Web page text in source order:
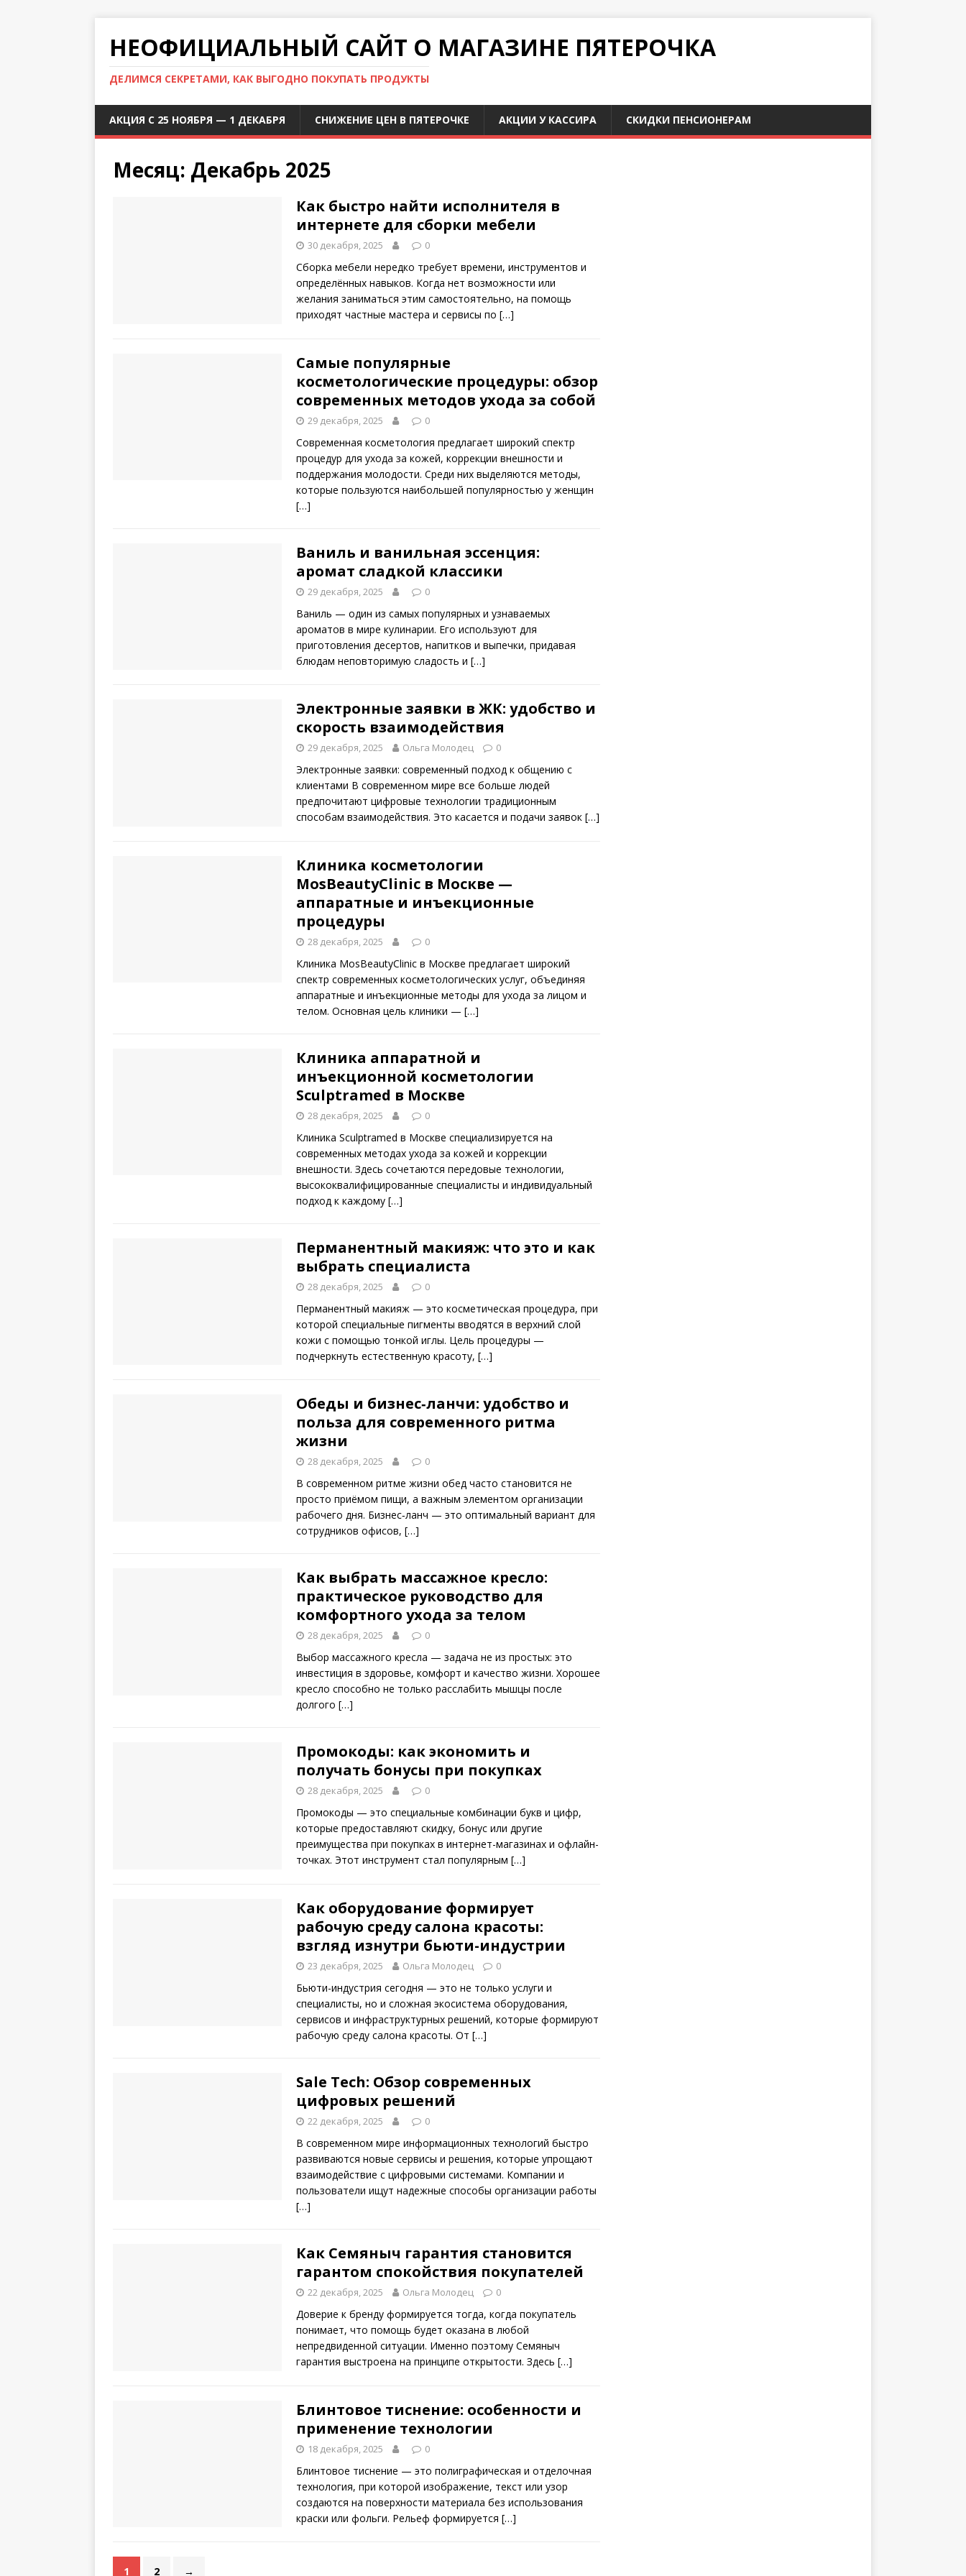
НЕОФИЦИАЛЬНЫЙ САЙТ О МАГАЗИНЕ ПЯТЕРОЧКА
ДЕЛИМСЯ СЕКРЕТАМИ, КАК ВЫГОДНО ПОКУПАТЬ ПРОДУКТЫ
АКЦИЯ С 25 НОЯБРЯ — 1 ДЕКАБРЯ СНИЖЕНИЕ ЦЕН В ПЯТЕРОЧКЕ АКЦИИ У КАССИРА СКИДКИ ПЕНСИОНЕРАМ
Месяц: Декабрь 2025
Как быстро найти исполнителя в
интернете для сборки мебели
30 декабря, 2025 0
Сборка мебели нередко требует времени, инструментов и
определённых навыков. Когда нет возможности или
желания заниматься этим самостоятельно, на помощь
приходят частные мастера и сервисы по […]
Самые популярные
косметологические процедуры: обзор
современных методов ухода за собой
29 декабря, 2025 0
Современная косметология предлагает широкий спектр
процедур для ухода за кожей, коррекции внешности и
поддержания молодости. Среди них выделяются методы,
которые пользуются наибольшей популярностью у женщин
[…]
Ваниль и ванильная эссенция:
аромат сладкой классики
29 декабря, 2025 0
Ваниль — один из самых популярных и узнаваемых
ароматов в мире кулинарии. Его используют для
приготовления десертов, напитков и выпечки, придавая
блюдам неповторимую сладость и […]
Электронные заявки в ЖК: удобство и
скорость взаимодействия
29 декабря, 2025 Ольга Молодец 0
Электронные заявки: современный подход к общению с
клиентами В современном мире все больше людей
предпочитают цифровые технологии традиционным
способам взаимодействия. Это касается и подачи заявок […]
Клиника косметологии
MosBeautyClinic в Москве —
аппаратные и инъекционные
процедуры
28 декабря, 2025 0
Клиника MosBeautyClinic в Москве предлагает широкий
спектр современных косметологических услуг, объединяя
аппаратные и инъекционные методы для ухода за лицом и
телом. Основная цель клиники — […]
Клиника аппаратной и
инъекционной косметологии
Sculptramed в Москве
28 декабря, 2025 0
Клиника Sculptramed в Москве специализируется на
современных методах ухода за кожей и коррекции
внешности. Здесь сочетаются передовые технологии,
высококвалифицированные специалисты и индивидуальный
подход к каждому […]
Перманентный макияж: что это и как
выбрать специалиста
28 декабря, 2025 0
Перманентный макияж — это косметическая процедура, при
которой специальные пигменты вводятся в верхний слой
кожи с помощью тонкой иглы. Цель процедуры —
подчеркнуть естественную красоту, […]
Обеды и бизнес‑ланчи: удобство и
польза для современного ритма
жизни
28 декабря, 2025 0
В современном ритме жизни обед часто становится не
просто приёмом пищи, а важным элементом организации
рабочего дня. Бизнес‑ланч — это оптимальный вариант для
сотрудников офисов, […]
Как выбрать массажное кресло:
практическое руководство для
комфортного ухода за телом
28 декабря, 2025 0
Выбор массажного кресла — задача не из простых: это
инвестиция в здоровье, комфорт и качество жизни. Хорошее
кресло способно не только расслабить мышцы после
долгого […]
Промокоды: как экономить и
получать бонусы при покупках
28 декабря, 2025 0
Промокоды — это специальные комбинации букв и цифр,
которые предоставляют скидку, бонус или другие
преимущества при покупках в интернет-магазинах и офлайн-
точках. Этот инструмент стал популярным […]
Как оборудование формирует
рабочую среду салона красоты:
взгляд изнутри бьюти-индустрии
23 декабря, 2025 Ольга Молодец 0
Бьюти-индустрия сегодня — это не только услуги и
специалисты, но и сложная экосистема оборудования,
сервисов и инфраструктурных решений, которые формируют
рабочую среду салона красоты. От […]
Sale Tech: Обзор современных
цифровых решений
22 декабря, 2025 0
В современном мире информационных технологий быстро
развиваются новые сервисы и решения, которые упрощают
взаимодействие с цифровыми системами. Компании и
пользователи ищут надежные способы организации работы
[…]
Как Семяныч гарантия становится
гарантом спокойствия покупателей
22 декабря, 2025 Ольга Молодец 0
Доверие к бренду формируется тогда, когда покупатель
понимает, что помощь будет оказана в любой
непредвиденной ситуации. Именно поэтому Семяныч
гарантия выстроена на принципе открытости. Здесь […]
Блинтовое тиснение: особенности и
применение технологии
18 декабря, 2025 0
Блинтовое тиснение — это полиграфическая и отделочная
технология, при которой изображение, текст или узор
создаются на поверхности материала без использования
краски или фольги. Рельеф формируется […]
1 2 →